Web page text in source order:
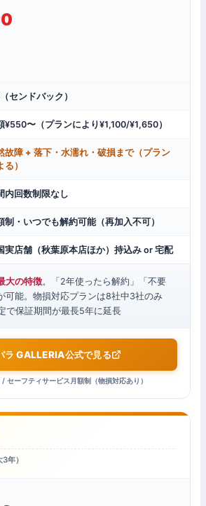
センドバック）
¥550〜（プランにより¥1,100/¥1,650）
故障 + 落下・水濡れ・破損まで（プラン
る）
内回数制限なし
制・いつでも解約可能（再加入不可）
実店舗（秋葉原本店ほか）持込み or 宅配
大の特徴。「2年使ったら解約」「不要
可能。物損対応プランは8社中3社のみ
で保証期間が最長5年に延長
ラ GALLERIA公式で見る
セーフティサービス月額制（物損対応あり）
年）